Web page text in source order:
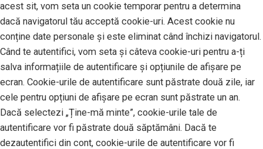
acest sit, vom seta un cookie temporar pentru a determina
dacă navigatorul tău acceptă cookie-uri. Acest cookie nu
conține date personale și este eliminat când închizi navigatorul.
Când te autentifici, vom seta și câteva cookie-uri pentru a-ți
salva informațiile de autentificare și opțiunile de afișare pe
ecran. Cookie-urile de autentificare sunt păstrate două zile, iar
cele pentru opțiuni de afișare pe ecran sunt păstrate un an.
Dacă selectezi „Ține-mă minte”, cookie-urile tale de
autentificare vor fi păstrate două săptămâni. Dacă te
dezautentifici din cont, cookie-urile de autentificare vor fi